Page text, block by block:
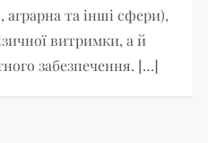
аграрна та інші сфери),
витримки, а й
забезпечення. […]